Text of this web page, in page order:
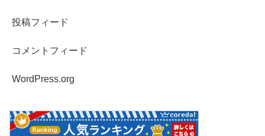
投稿フィード
コメントフィード
WordPress.org